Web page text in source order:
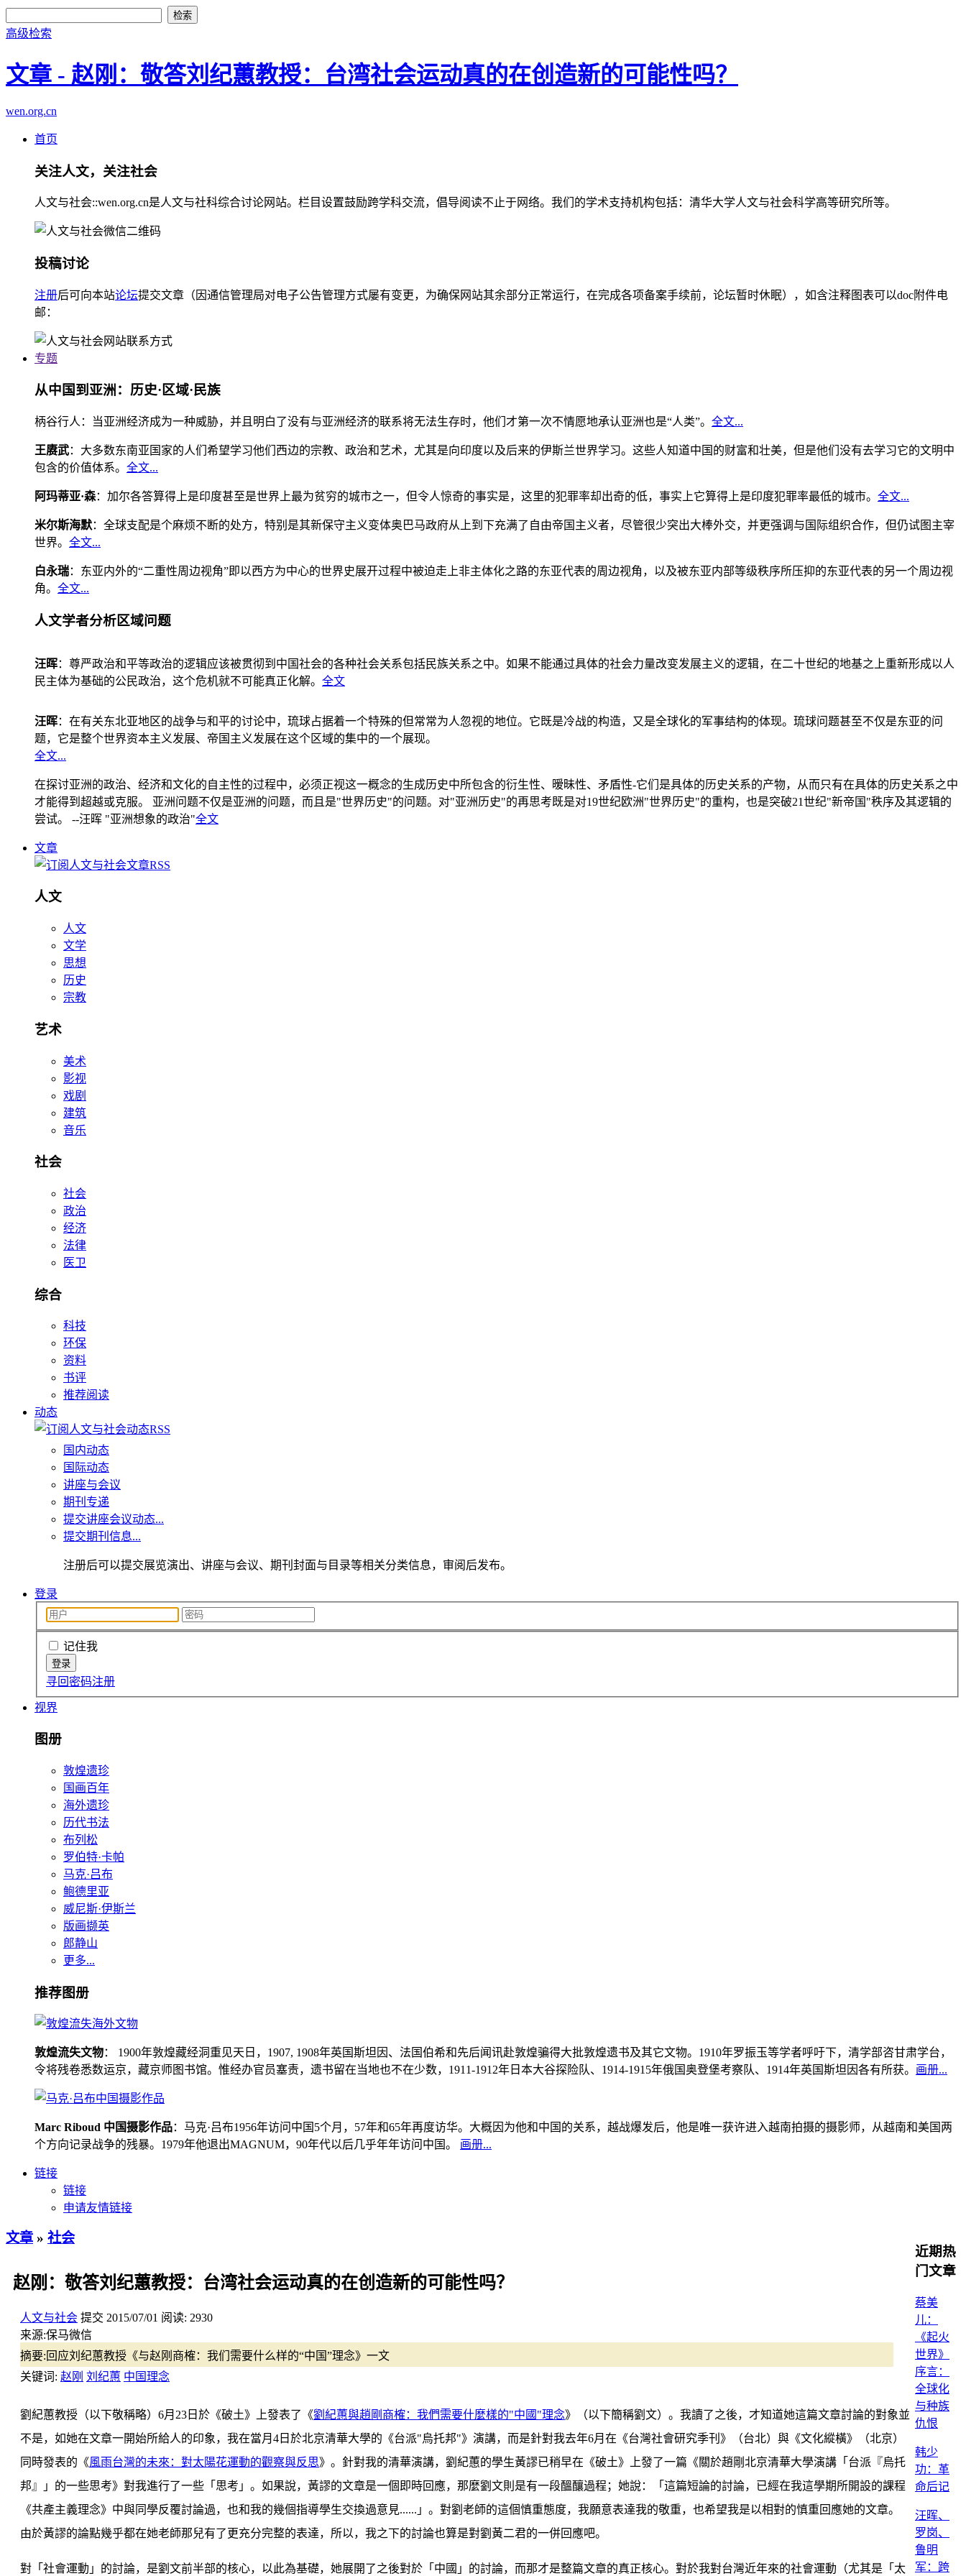
高级检索
文章 - 赵刚：敬答刘纪蕙教授：台湾社会运动真的在创造新的可能性吗？
wen.org.cn
首页
关注人文，关注社会
人文与社会::wen.org.cn是人文与社科综合讨论网站。栏目设置鼓励跨学科交流，倡导阅读不止于网络。我们的学术支持机构包括：清华大学人文与社会科学高等研究所等。
投稿讨论
注册后可向本站论坛提交文章（因通信管理局对电子公告管理方式屡有变更，为确保网站其余部分正常运行，在完成各项备案手续前，论坛暂时休眠），如含注释图表可以doc附件电
邮：
专题
从中国到亚洲：历史·区域·民族
柄谷行人：当亚洲经济成为一种威胁，并且明白了没有与亚洲经济的联系将无法生存时，他们才第一次不情愿地承认亚洲也是“人类”。 全文...
王赓武：大多数东南亚国家的人们希望学习他们西边的宗教、政治和艺术，尤其是向印度以及后来的伊斯兰世界学习。这些人知道中国的财富和壮美，但是他们没有去学习它的文明中
包含的价值体系。 全文...
阿玛蒂亚·森：加尔各答算得上是印度甚至是世界上最为贫穷的城市之一，但令人惊奇的事实是，这里的犯罪率却出奇的低，事实上它算得上是印度犯罪率最低的城市。 全文...
米尔斯海默：全球支配是个麻烦不断的处方，特别是其新保守主义变体奥巴马政府从上到下充满了自由帝国主义者，尽管很少突出大棒外交，并更强调与国际组织合作，但仍试图主宰
世界。 全文...
白永瑞：东亚内外的“二重性周边视角”即以西方为中心的世界史展开过程中被迫走上非主体化之路的东亚代表的周边视角，以及被东亚内部等级秩序所压抑的东亚代表的另一个周边视
角。 全文...
人文学者分析区域问题
汪晖：尊严政治和平等政治的逻辑应该被贯彻到中国社会的各种社会关系包括民族关系之中。如果不能通过具体的社会力量改变发展主义的逻辑，在二十世纪的地基之上重新形成以人
民主体为基础的公民政治，这个危机就不可能真正化解。 全文
汪晖：在有关东北亚地区的战争与和平的讨论中，琉球占据着一个特殊的但常常为人忽视的地位。它既是冷战的构造，又是全球化的军事结构的体现。琉球问题甚至不仅是东亚的问
题，它是整个世界资本主义发展、帝国主义发展在这个区域的集中的一个展现。
全文...
在探讨亚洲的政治、经济和文化的自主性的过程中，必须正视这一概念的生成历史中所包含的衍生性、暧昧性、矛盾性-它们是具体的历史关系的产物，从而只有在具体的历史关系之中
才能得到超越或克服。 亚洲问题不仅是亚洲的问题，而且是"世界历史"的问题。对"亚洲历史"的再思考既是对19世纪欧洲"世界历史"的重构，也是突破21世纪"新帝国"秩序及其逻辑的
尝试。 --汪晖 "亚洲想象的政治"全文
文章
人文
人文
文学
思想
历史
宗教
艺术
美术
影视
戏剧
建筑
音乐
社会
社会
政治
经济
法律
医卫
综合
科技
环保
资料
书评
推荐阅读
动态
国内动态
国际动态
讲座与会议
期刊专递
提交讲座会议动态...
提交期刊信息...
注册后可以提交展览演出、讲座与会议、期刊封面与目录等相关分类信息，审阅后发布。
登录
记住我
寻回密码注册
视界
图册
敦煌遗珍
国画百年
海外遗珍
历代书法
布列松
罗伯特·卡帕
马克·吕布
鲍德里亚
威尼斯·伊斯兰
版画撷英
郎静山
更多...
推荐图册
敦煌流失文物： 1900年敦煌藏经洞重见天日，1907, 1908年英国斯坦因、法国伯希和先后闻讯赴敦煌骗得大批敦煌遗书及其它文物。1910年罗振玉等学者呼吁下，清学部咨甘肃学台，
令将残卷悉数运京，藏京师图书馆。惟经办官员塞责，遗书留在当地也不在少数，1911-1912年日本大谷探险队、1914-1915年俄国奥登堡考察队、1914年英国斯坦因各有所获。 画册...
Marc Riboud 中国摄影作品：马克·吕布1956年访问中国5个月，57年和65年再度访华。大概因为他和中国的关系，越战爆发后，他是唯一获许进入越南拍摄的摄影师，从越南和美国两
个方向记录战争的残暴。1979年他退出MAGNUM，90年代以后几乎年年访问中国。 画册...
链接
链接
申请友情链接
文章 » 社会
赵刚：敬答刘纪蕙教授：台湾社会运动真的在创造新的可能性吗？
人文与社会 提交 2015/07/01 阅读: 2930
来源:保马微信
摘要:回应刘纪蕙教授《与赵刚商榷：我们需要什么样的“中国”理念》一文
关键词: 赵刚 刘纪蕙 中国理念
劉紀蕙教授（以下敬稱略）6月23日於《破土》上發表了《劉紀蕙與趙剛商榷：我們需要什麼樣的"中國"理念》（以下簡稱劉文）。我讀了之後，才知道她這篇文章討論的對象並
不是，如她在文章一開始所給人的印象，我在當月4日於北京清華大學的《台派"烏托邦"》演講，而是針對我去年6月在《台灣社會研究季刊》（台北）與《文化縱橫》（北京）
同時發表的《風雨台灣的未來：對太陽花運動的觀察與反思》。針對我的清華演講，劉紀蕙的學生黃謬已稍早在《破土》上發了一篇《關於趙剛北京清華大學演講「台派『烏托
邦』」的一些思考》對我進行了一些「思考」。如果說，黃謬的文章是一個即時回應，那麼劉文則是有一段醞釀過程；她說：「這篇短論的討論，已經在我這學期所開設的課程
《共產主義理念》中與同學反覆討論過，也和我的幾個指導學生交換過意見......」。對劉老師的這個慎重態度，我願意表達我的敬重，也希望我是以相對的慎重回應她的文章。
由於黃謬的論點幾乎都在她老師那兒有了更充分完整的表達，所以，我之下的討論也算是對劉黃二君的一併回應吧。
對「社會運動」的討論，是劉文前半部的核心，以此為基礎，她展開了之後對於「中國」的討論，而那才是整篇文章的真正核心。對於我對台灣近年來的社會運動（尤其是「太
近期热
门文章
蔡美
儿：
《起火
世界》
序言：
全球化
与种族
仇恨
韩少
功：革
命后记
汪晖、
罗岗、
鲁明
军：跨